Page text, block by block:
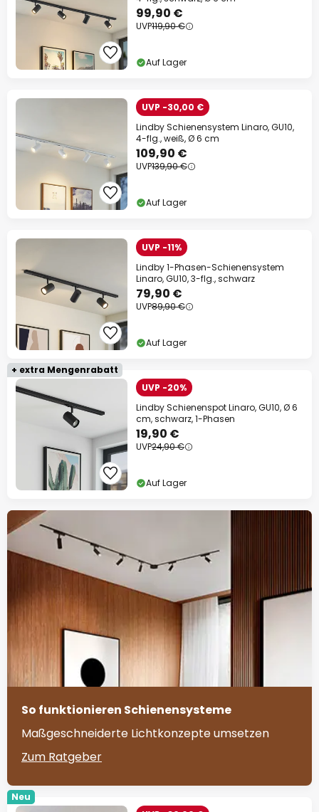
99,90 €
UVP119,90 €
Auf Lager
UVP -30,00 €
Lindby Schienensystem Linaro, GU10,
4-flg., weiß, Ø 6 cm
109,90 €
UVP139,90 €
Auf Lager
UVP -11%
Lindby 1-Phasen-Schienensystem
Linaro, GU10, 3-flg., schwarz
79,90 €
UVP89,90 €
Auf Lager
+ extra Mengenrabatt
UVP -20%
Lindby Schienenspot Linaro, GU10, Ø 6
cm, schwarz, 1-Phasen
19,90 €
UVP24,90 €
Auf Lager
So funktionieren Schienensysteme
Maßgeschneiderte Lichtkonzepte umsetzen
Zum Ratgeber
Neu
Jetzt einlösen
*Ausgenommene Hersteller